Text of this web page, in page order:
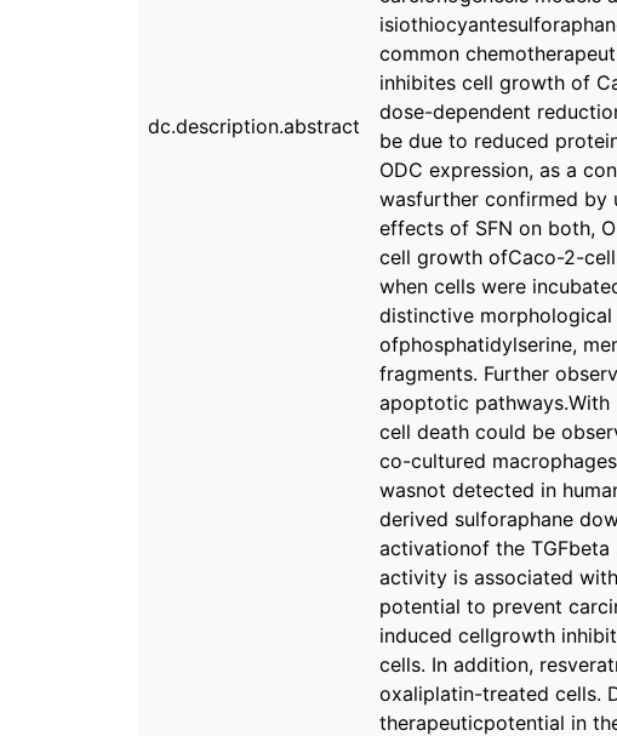
dc.description.abstract
common
inhibites cell growth of
dose-dependent
be due to reduced
ODC expression, as a
wasfurther confirmed by
effects of SFN on both,
cell growth ofCaco-2-
when cells were
distinctive
ofphosphatidylserine,
fragments. Further
apoptotic
cell death could be
co-cultured
wasnot detected in
derived sulforaphane
activationof the TGFbeta
activity is associated
potential to prevent
induced cellgrowth
cells. In addition,
oxaliplatin-treated cells.
therapeuticpotential in